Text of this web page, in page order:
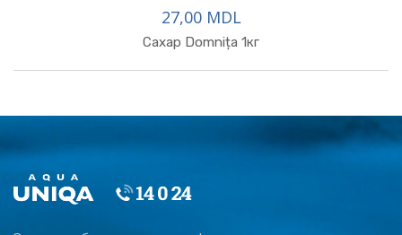
27,00 MDL
Сахар Domnița 1кг